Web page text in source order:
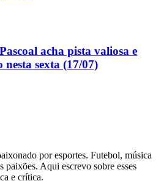
acha pista valiosa e
sexta (17/07)
por esportes. Futebol, música
paixões. Aqui escrevo sobre esses
e crítica.